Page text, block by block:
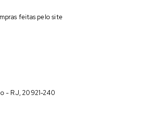
feitas pelo site
- RJ, 20921-240